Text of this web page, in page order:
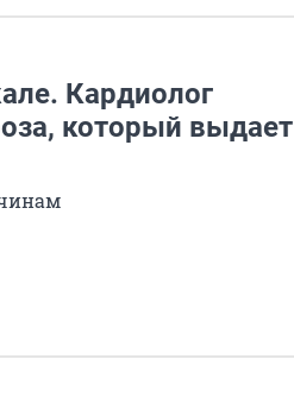
Кардиолог
который выдает